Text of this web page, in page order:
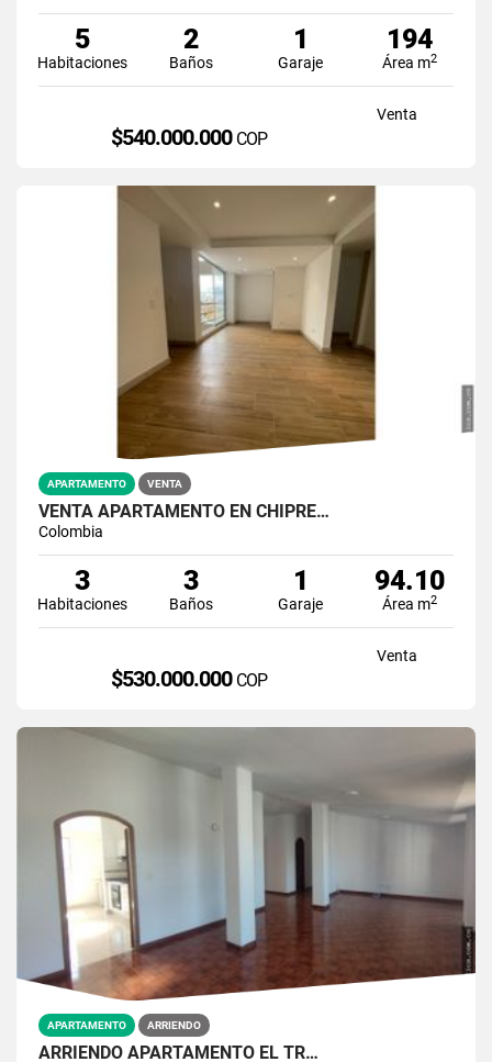
5
Habitaciones
2
Baños
1
Garaje
194
Área m2
Venta
$540.000.000 COP
APARTAMENTO VENTA
VENTA APARTAMENTO EN CHIPRE…
Colombia
3
Habitaciones
3
Baños
1
Garaje
94.10
Área m2
Venta
$530.000.000 COP
APARTAMENTO ARRIENDO
ARRIENDO APARTAMENTO EL TR…